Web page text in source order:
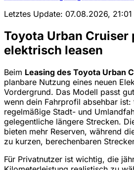
Letztes Update: 07.08.2026,
Toyota Urban Cruiser
elektrisch leasen
Beim Leasing des Toyota Urban
planbare Nutzung eines neuen
Vordergrund. Das Modell passt
wenn dein Fahrprofil absehbar ist:
regelmäßige Stadt- und
gelegentliche längere Strecken.
bieten mehr Reserven, während
zu kurzen, berechenbaren
Für Privatnutzer ist wichtig, die